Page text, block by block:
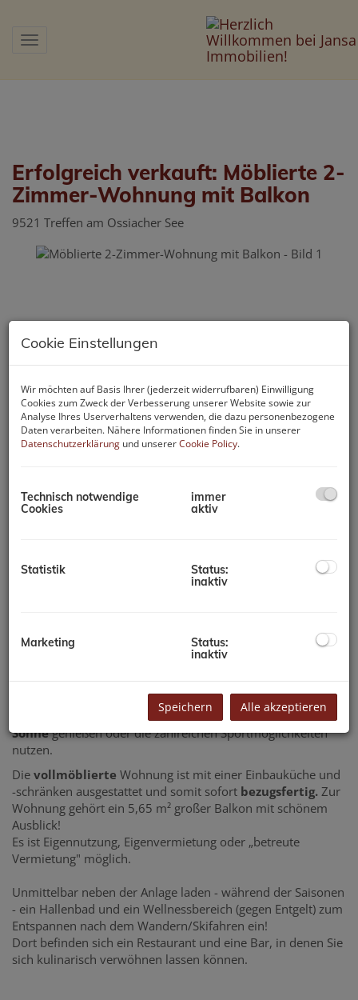
Navigation anzeigen
Erfolgreich verkauft: Möblierte 2-
Zimmer-Wohnung mit Balkon
9521 Treffen am Ossiacher See
Diese 2-Zimmer-Wohnung mit einer Größe von ca. 48 m²
befindet sich im dritten Obergeschoss eines
Seehöhe. Hier sind Sie als Sportbegeisterte und
Naturliebhaber richtig, hier können Sie die Seele baumeln
grandiose Fern- und Aussicht sowie
Sonnegenießen oder die zahlreichen Sportmöglichkeiten
nutzen.
Die vollmöblierte Wohnung ist mit einer Einbauküche und
-schränken ausgestattet und somit sofort bezugsfertig. Zur
Wohnung gehört ein 5,65 m² großer Balkon mit schönem
Ausblick!
Es ist Eigennutzung, Eigenvermietung oder „betreute
Vermietung" möglich.
Unmittelbar neben der Anlage laden - während der Saisonen
- ein Hallenbad und ein Wellnessbereich (gegen Entgelt) zum
Entspannen nach dem Wandern/Skifahren ein!
Dort befinden sich ein Restaurant und eine Bar, in denen Sie
sich kulinarisch verwöhnen lassen können.
Cookie Einstellungen
Wir möchten auf Basis Ihrer (jederzeit widerrufbaren) Einwilligung
Cookies zum Zweck der Verbesserung unserer Website sowie zur
Analyse Ihres Userverhaltens verwenden, die dazu personenbezogene
Daten verarbeiten. Nähere Informationen finden Sie in unserer
Datenschutzerklärung und unsererCookie Policy.
Technisch notwendige
Cookies
immer
aktiv
Statistik
Status:
inaktiv
Marketing
Status:
inaktiv
Speichern Alle akzeptieren